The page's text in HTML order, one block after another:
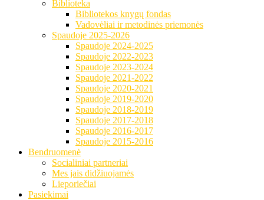
Biblioteka
Bibliotekos knygų fondas
Vadovėliai ir metodinės priemonės
Spaudoje 2025-2026
Spaudoje 2024-2025
Spaudoje 2022-2023
Spaudoje 2023-2024
Spaudoje 2021-2022
Spaudoje 2020-2021
Spaudoje 2019-2020
Spaudoje 2018-2019
Spaudoje 2017-2018
Spaudoje 2016-2017
Spaudoje 2015-2016
Bendruomenė
Socialiniai partneriai
Mes jais didžiuojamės
Lieporiečiai
Pasiekimai